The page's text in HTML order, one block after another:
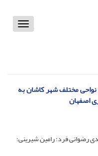
Toggle
مختلف شهر کاشان به
اصفهان
رضوانی فرد؛ رامین شیرینی؛